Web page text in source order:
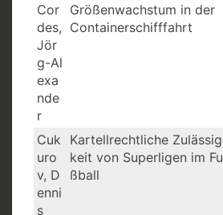
Cor
des,
Jör
g-Al
exa
nde
r
Größenwachstum in der
Containerschifffahrt
Cuk
uro
v, D
enni
s
Kartellrechtliche Zulässig
keit von Superligen im Fu
ßball